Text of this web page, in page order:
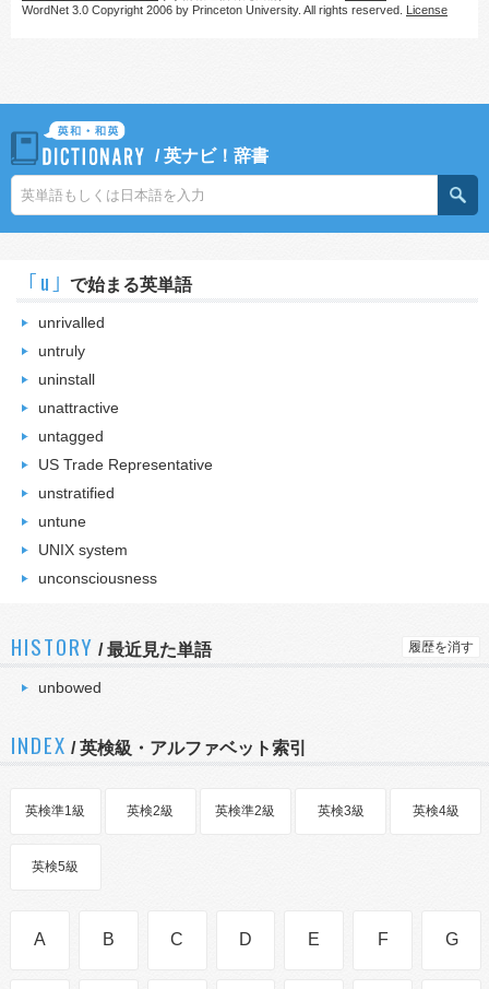
WordNet 3.0 Copyright 2006 by Princeton University. All rights reserved. License
/英ナビ！辞書
｢u｣ で始まる英単語
unrivalled
untruly
uninstall
unattractive
untagged
US Trade Representative
unstratified
untune
UNIX system
unconsciousness
HISTORY /最近見た単語 履歴を消す
unbowed
INDEX / 英検級・アルファベット索引
英検準1級 英検2級 英検準2級 英検3級 英検4級
英検5級
A B C D E F G